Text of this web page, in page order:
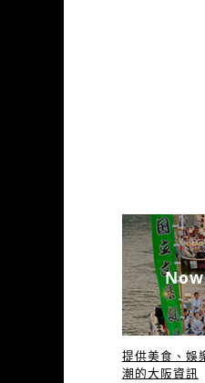
提供美食、娛
潮的大阪資訊